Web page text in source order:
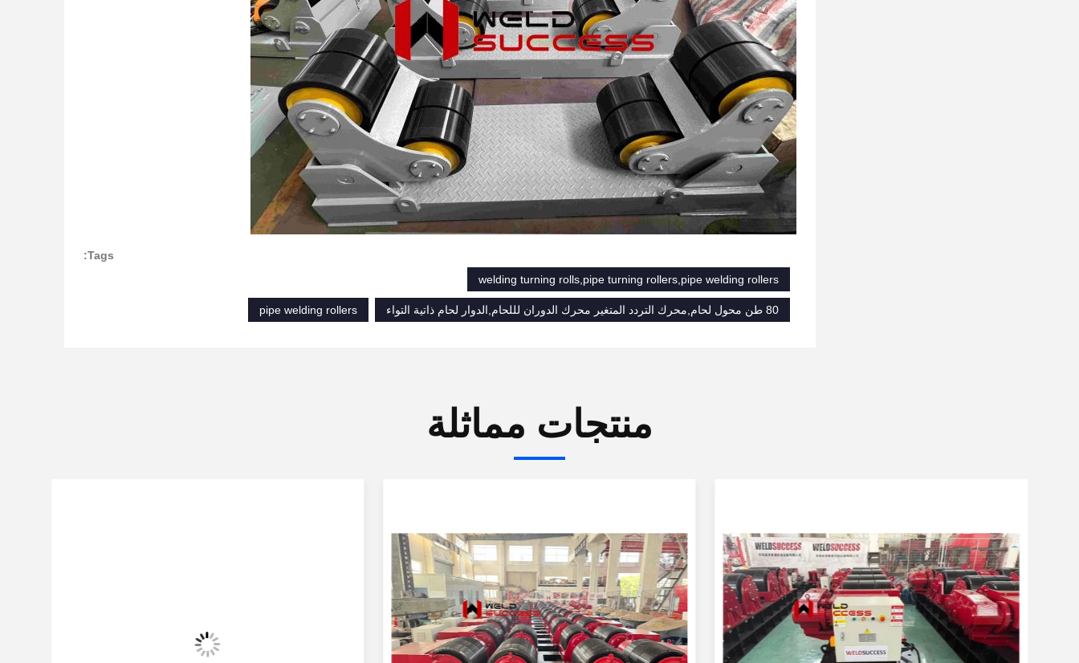
Tags:
welding turning rolls,pipe turning rollers,pipe welding rollers
80 طن محول لحام,محرك التردد المتغير محرك الدوران لللحام,الدوار لحام ذاتية التواء pipe welding rollers
منتجات مماثلة